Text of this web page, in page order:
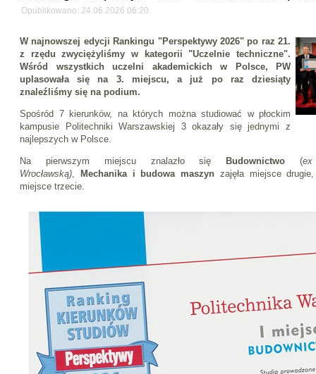
Opublikowano: 24.06.2026 06:20
W najnowszej edycji Rankingu "Perspektywy 2026" po raz 21.
z rzędu zwyciężyliśmy w kategorii "Uczelnie techniczne".
Wśród wszystkich uczelni akademickich w Polsce, PW
uplasowała się na 3. miejscu, a już po raz dziesiąty
znaleźliśmy się na podium.
Spośród 7 kierunków, na których można studiować w płockim
kampusie Politechniki Warszawskiej 3 okazały się jednymi z
najlepszych w Polsce.
Na pierwszym miejscu znalazło się Budownictwo (
Wrocławską), Mechanika i budowa maszyn zajęła miejsce
miejsce trzecie.